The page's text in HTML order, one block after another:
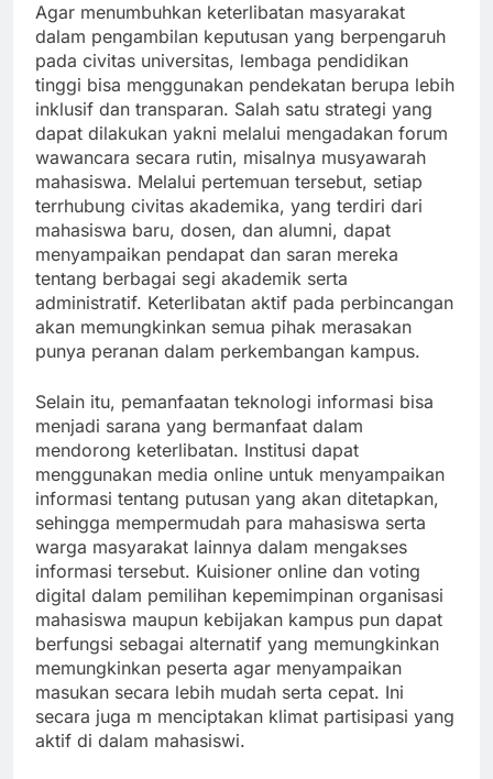
Agar menumbuhkan keterlibatan masyarakat
dalam pengambilan keputusan yang berpengaruh
pada civitas universitas, lembaga pendidikan
tinggi bisa menggunakan pendekatan berupa lebih
inklusif dan transparan. Salah satu strategi yang
dapat dilakukan yakni melalui mengadakan forum
wawancara secara rutin, misalnya musyawarah
mahasiswa. Melalui pertemuan tersebut, setiap
terrhubung civitas akademika, yang terdiri dari
mahasiswa baru, dosen, dan alumni, dapat
menyampaikan pendapat dan saran mereka
tentang berbagai segi akademik serta
administratif. Keterlibatan aktif pada perbincangan
akan memungkinkan semua pihak merasakan
punya peranan dalam perkembangan kampus.
Selain itu, pemanfaatan teknologi informasi bisa
menjadi sarana yang bermanfaat dalam
mendorong keterlibatan. Institusi dapat
menggunakan media online untuk menyampaikan
informasi tentang putusan yang akan ditetapkan,
sehingga mempermudah para mahasiswa serta
warga masyarakat lainnya dalam mengakses
informasi tersebut. Kuisioner online dan voting
digital dalam pemilihan kepemimpinan organisasi
mahasiswa maupun kebijakan kampus pun dapat
berfungsi sebagai alternatif yang memungkinkan
memungkinkan peserta agar menyampaikan
masukan secara lebih mudah serta cepat. Ini
secara juga m menciptakan klimat partisipasi yang
aktif di dalam mahasiswi.